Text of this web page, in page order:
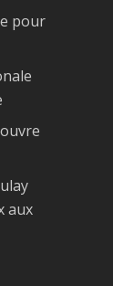
pour
aux